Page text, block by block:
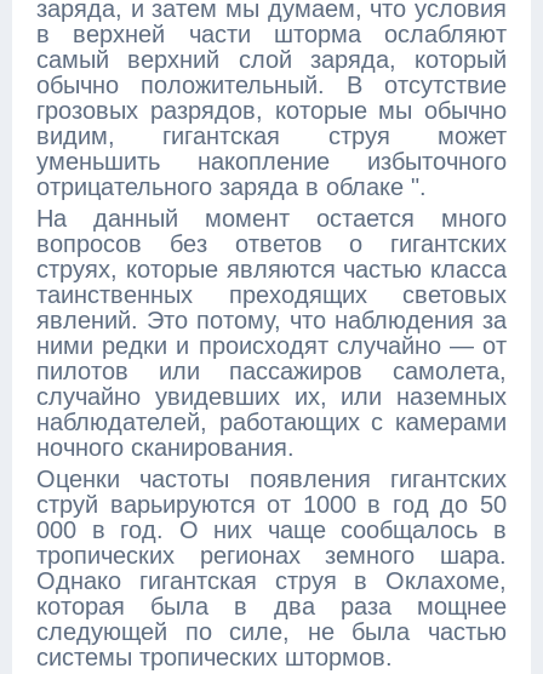
заряда, и затем мы думаем, что условия
в верхней части шторма ослабляют
самый верхний слой заряда, который
обычно положительный. В отсутствие
грозовых разрядов, которые мы обычно
видим, гигантская струя может
уменьшить накопление избыточного
отрицательного заряда в облаке ".
На данный момент остается много
вопросов без ответов о гигантских
струях, которые являются частью класса
таинственных преходящих световых
явлений. Это потому, что наблюдения за
ними редки и происходят случайно — от
пилотов или пассажиров самолета,
случайно увидевших их, или наземных
наблюдателей, работающих с камерами
ночного сканирования.
Оценки частоты появления гигантских
струй варьируются от 1000 в год до 50
000 в год. О них чаще сообщалось в
тропических регионах земного шара.
Однако гигантская струя в Оклахоме,
которая была в два раза мощнее
следующей по силе, не была частью
системы тропических штормов.